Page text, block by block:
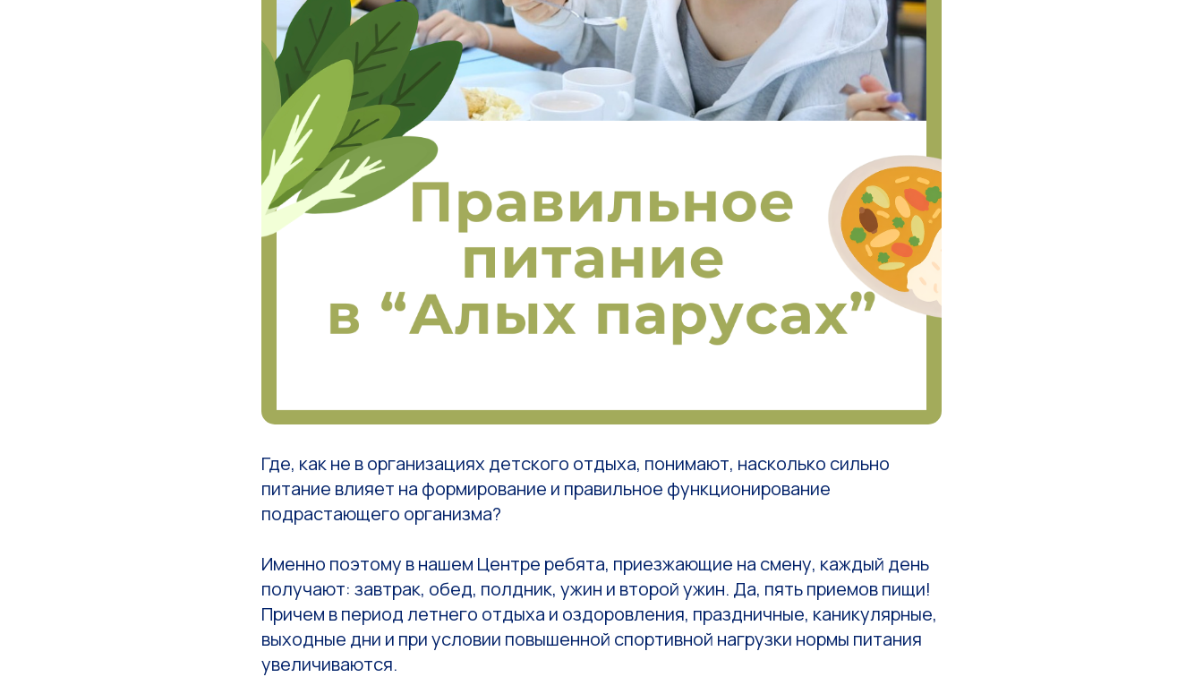
Где, как не в организациях детского отдыха, понимают, насколько сильно
питание влияет на формирование и правильное функционирование
подрастающего организма?
Именно поэтому в нашем Центре ребята, приезжающие на смену, каждый день
получают: завтрак, обед, полдник, ужин и второй ужин. Да, пять приемов пищи!
Причем в период летнего отдыха и оздоровления, праздничные, каникулярные,
выходные дни и при условии повышенной спортивной нагрузки нормы питания
увеличиваются.